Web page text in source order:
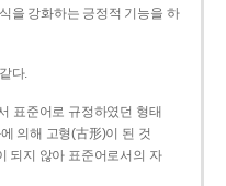
을 강화하는 긍정적 기능을 하
다.
표준어로 규정하였던 형태
의해 고형(古形)이 된 것
되지 않아 표준어로서의 자